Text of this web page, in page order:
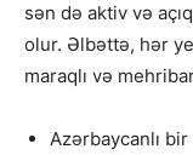
sən də aktiv və
olur. Əlbəttə, hər
maraqlı və
Azərbaycanlı